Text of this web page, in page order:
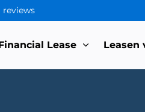
reviews
Lease Leasen